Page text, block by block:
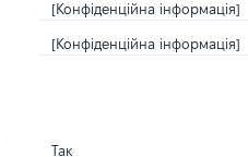
[Конфіденційна інформація]
[Конфіденційна інформація]
Так